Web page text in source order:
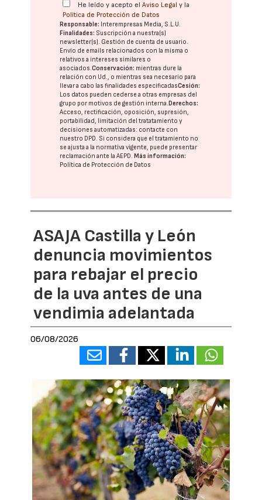
He leído y acepto elAviso Legal y la
Política de Protección de Datos
Responsable: Interempresas Media, S.L.U.
Finalidades: Suscripción a nuestra(s)
newsletter(s). Gestión de cuenta de usuario.
Envío de emails relacionados con la misma o
relativos a intereses similares o
asociados.Conservación: mientras dure la
relación con Ud., o mientras sea necesario para
llevar a cabo las finalidades especificadasCesión:
Los datos pueden cederse a otras empresas del
grupo por motivos de gestión interna. Derechos:
Acceso, rectificación, oposición, supresión,
portabilidad, limitación del tratatamiento y
decisiones automatizadas: contacte con
nuestro DPD. Si considera que el tratamiento no
se ajusta a la normativa vigente, puede presentar
reclamación ante laAEPD. Más información:
Política de Protección de Datos
ASAJA Castilla y León
denuncia movimientos
para rebajar el precio
de la uva antes de una
vendimia adelantada
06/08/2026